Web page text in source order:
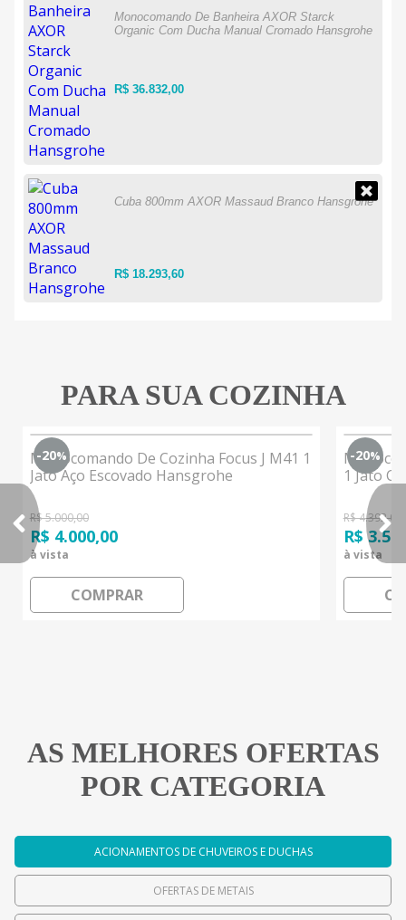
Monocomando De Banheira AXOR Starck
Organic Com Ducha Manual Cromado Hansgrohe
R$ 36.832,00
Cuba 800mm AXOR Massaud Branco Hansgrohe
R$ 18.293,60
PARA SUA COZINHA
-20%
Monocomando De Cozinha Focus J M41 1
Jato Aço Escovado Hansgrohe
R$ 5.000,00
R$ 4.000,00
à vista
COMPRAR
-20%
1 Jato
R$ 4.392,00
R$
à vista
AS MELHORES OFERTAS
POR CATEGORIA
ACIONAMENTOS DE CHUVEIROS E DUCHAS
OFERTAS DE METAIS